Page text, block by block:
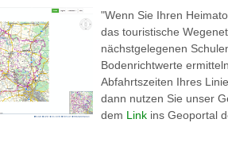
"Wenn Sie Ihren
das touristische
nächstgelegenen
Bodenrichtwerte
Abfahrtszeiten Ihres
dann nutzen Sie unser
dem Link ins Geoportal